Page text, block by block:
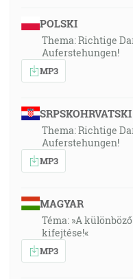
POLSKI
Thema: Richtige
Auferstehungen!
MP3
SRPSKOHRVATSKI
Thema: Richtige
Auferstehungen!
MP3
MAGYAR
Téma: »A
kifejtése!«
MP3